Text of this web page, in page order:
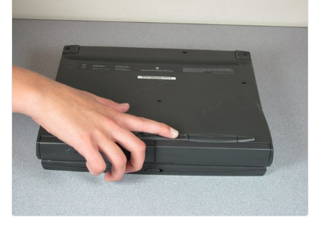
取消 发帖评论